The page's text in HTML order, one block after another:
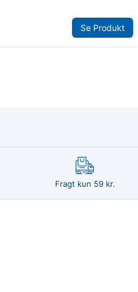
Se Produkt
Fragt kun 59 kr.